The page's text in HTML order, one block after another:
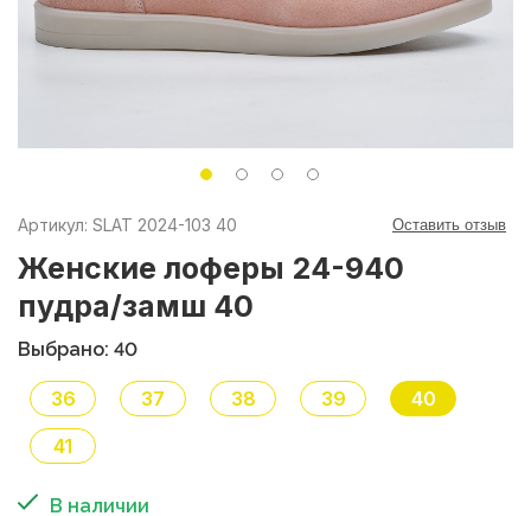
Артикул: SLAT 2024-103 40 Оставить отзыв
Женские лоферы 24-940
пудра/замш 40
Выбрано: 40
36 37 38 39
40
41
В наличии